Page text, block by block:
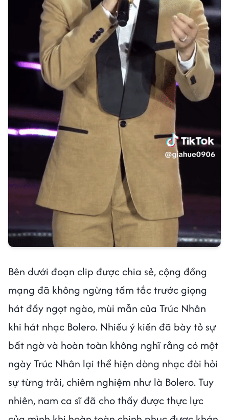
Bên dưới đoạn clip được chia sẻ, cộng đồng
mạng đã không ngừng tấm tắc trước giọng
hát đầy ngọt ngào, mùi mẫn của Trúc Nhân
khi hát nhạc Bolero. Nhiều ý kiến đã bày tỏ sự
bất ngờ và hoàn toàn không nghĩ rằng có một
ngày Trúc Nhân lại thể hiện dòng nhạc đòi hỏi
sự từng trải, chiêm nghiệm như là Bolero. Tuy
nhiên, nam ca sĩ đã cho thấy được thực lực